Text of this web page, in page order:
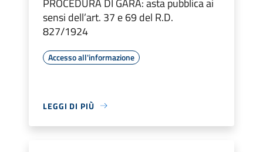
sensi dell’art. 37 e 69 del R.D.
827/1924
Accesso all'informazione
LEGGI DI PIÙ